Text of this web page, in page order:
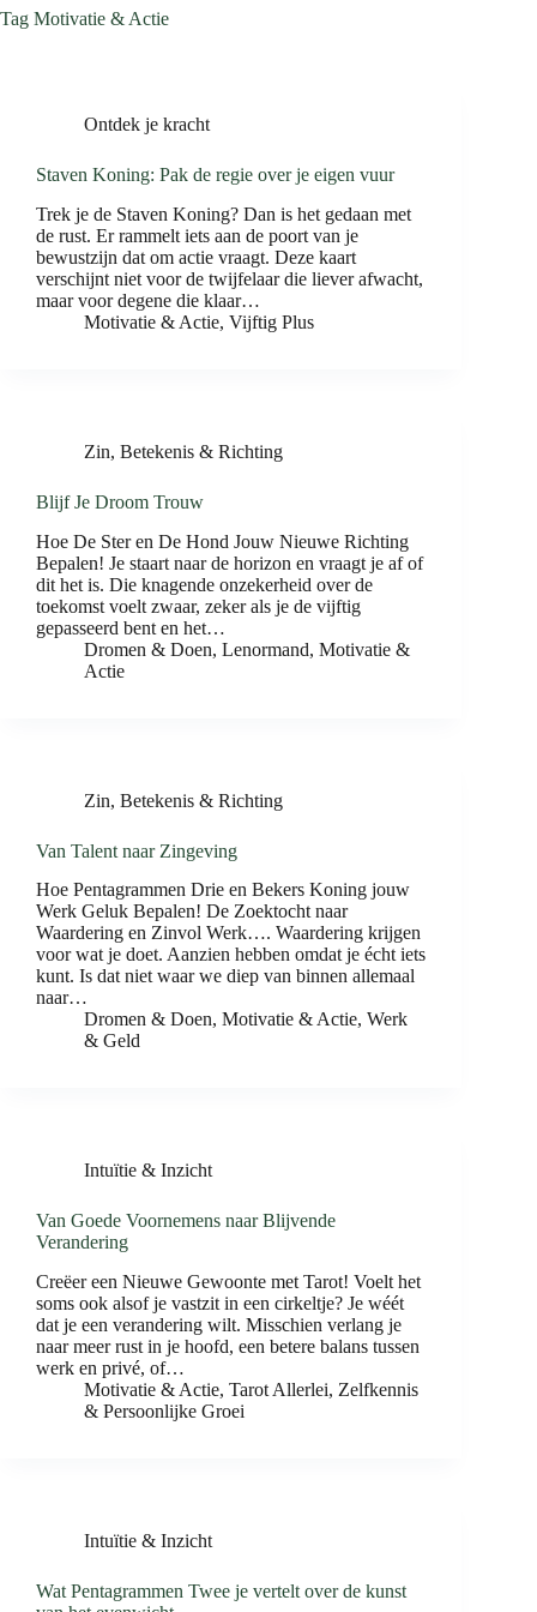
Tag Motivatie & Actie
Ontdek je kracht
Staven Koning: Pak de regie over je eigen vuur
Trek je de Staven Koning? Dan is het gedaan met
de rust. Er rammelt iets aan de poort van je
bewustzijn dat om actie vraagt. Deze kaart
verschijnt niet voor de twijfelaar die liever afwacht,
maar voor degene die klaar…
Motivatie & Actie, Vijftig Plus
Zin, Betekenis & Richting
Blijf Je Droom Trouw
Hoe De Ster en De Hond Jouw Nieuwe Richting
Bepalen! Je staart naar de horizon en vraagt je af of
dit het is. Die knagende onzekerheid over de
toekomst voelt zwaar, zeker als je de vijftig
gepasseerd bent en het…
Dromen & Doen, Lenormand, Motivatie &
Actie
Zin, Betekenis & Richting
Van Talent naar Zingeving
Hoe Pentagrammen Drie en Bekers Koning jouw
Werk Geluk Bepalen! De Zoektocht naar
Waardering en Zinvol Werk…. Waardering krijgen
voor wat je doet. Aanzien hebben omdat je écht iets
kunt. Is dat niet waar we diep van binnen allemaal
naar…
Dromen & Doen, Motivatie & Actie, Werk
& Geld
Intuïtie & Inzicht
Van Goede Voornemens naar Blijvende
Verandering
Creëer een Nieuwe Gewoonte met Tarot! Voelt het
soms ook alsof je vastzit in een cirkeltje? Je wéét
dat je een verandering wilt. Misschien verlang je
naar meer rust in je hoofd, een betere balans tussen
werk en privé, of…
Motivatie & Actie, Tarot Allerlei, Zelfkennis
& Persoonlijke Groei
Intuïtie & Inzicht
Wat Pentagrammen Twee je vertelt over de kunst